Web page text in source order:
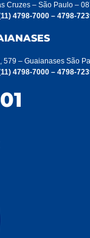
Cruzes – São Paulo –
4798-7000 – 4798-
579 – Guaianases São
4798-7000 – 4798-